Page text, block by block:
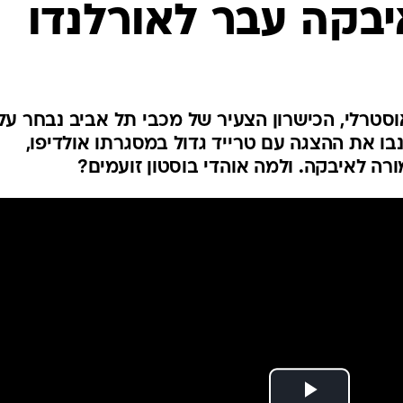
ענפים נוספים
לוח שידורים
כתבו לנו
עבר לאורלנדו
הכישרון הצעיר של מכבי תל אביב נבחר על
את ההצגה עם טרייד גדול במסגרתו אולדיפו,
לאיבקה. ולמה אוהדי בוסטון זועמים?